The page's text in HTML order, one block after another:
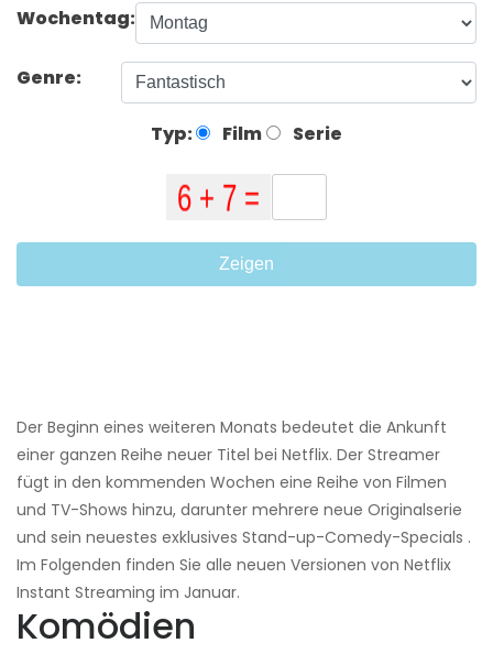
Wochentag:
Genre:
Typ: Film Serie
Zeigen
Der Beginn eines weiteren Monats bedeutet die Ankunft
einer ganzen Reihe neuer Titel bei Netflix. Der Streamer
fügt in den kommenden Wochen eine Reihe von Filmen
und TV-Shows hinzu, darunter mehrere neue Originalserie
und sein neuestes exklusives Stand-up-Comedy-Specials .
Im Folgenden finden Sie alle neuen Versionen von Netflix
Instant Streaming im Januar.
Komödien